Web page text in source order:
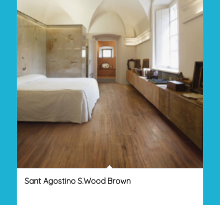
Sant Agostino S.Wood Brown